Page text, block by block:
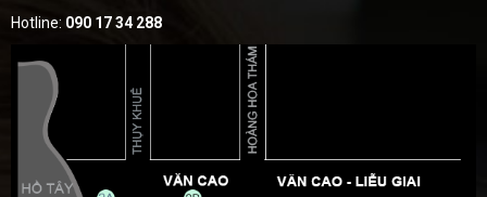
Hotline: 090 17 34 288